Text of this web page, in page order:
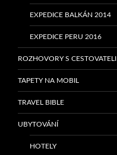
EXPEDICE BALKÁN 2014
EXPEDICE PERU 2016
ROZHOVORY S CESTOVATELI
TAPETY NA MOBIL
TRAVEL BIBLE
UBYTOVÁNÍ
HOTELY